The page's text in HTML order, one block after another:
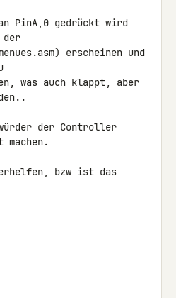
PinA,0 gedrückt wird
erscheinen und
was auch klappt, aber
der Controller
bzw ist das